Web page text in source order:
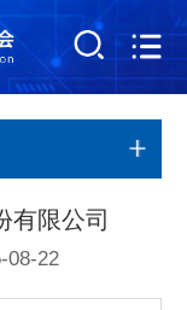
有限公司
08-22